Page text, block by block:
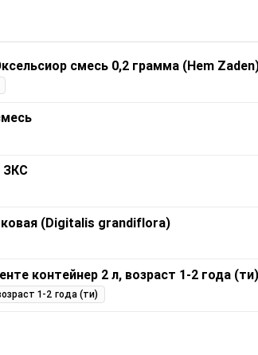
смесь 0,2 грамма (Hem
ЗКС
(Digitalis grandiflora)
контейнер 2 л, возраст 1-2 года
1-2 года (ти)